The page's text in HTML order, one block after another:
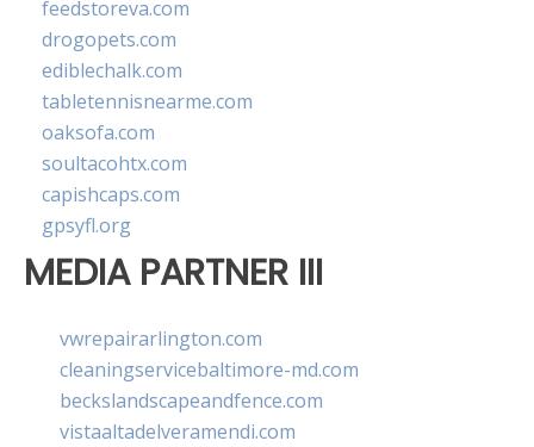
feedstoreva.com
drogopets.com
ediblechalk.com
tabletennisnearme.com
oaksofa.com
soultacohtx.com
capishcaps.com
gpsyfl.org
MEDIA PARTNER III
vwrepairarlington.com
cleaningservicebaltimore-md.com
beckslandscapeandfence.com
vistaaltadelveramendi.com